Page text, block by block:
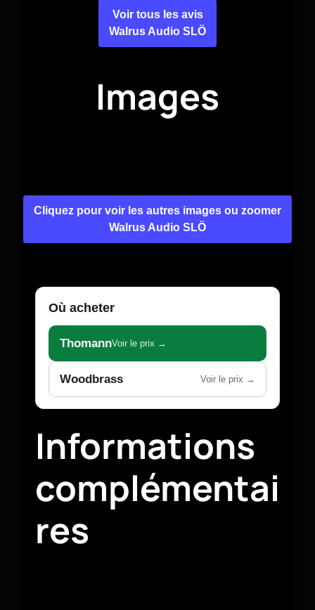
Voir tous les avis
Walrus Audio SLÖ
Images
Cliquez pour voir les autres images ou zoomer
Walrus Audio SLÖ
Où acheter
ThomannVoir le prix →
Woodbrass Voir le prix →
Informations
complémentai
res